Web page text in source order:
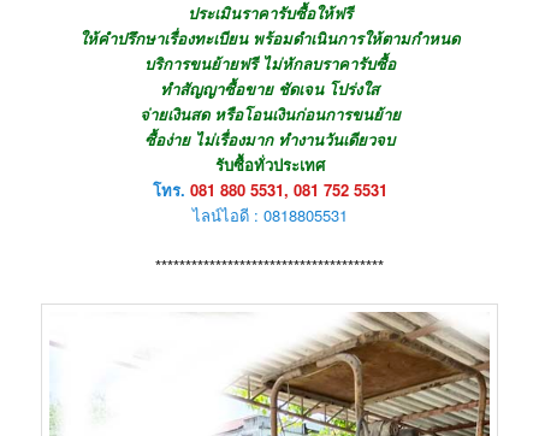
ประเมินราคารับซื้อให้ฟรี
ให้คำปรึกษาเรื่องทะเบียน พร้อมดำเนินการให้ตามกำหนด
บริการขนย้ายฟรี ไม่หักลบราคารับซื้อ
ทำสัญญาซื้อขาย ชัดเจน โปร่งใส
จ่ายเงินสด หรือโอนเงินก่อนการขนย้าย
ซื้อง่าย ไม่เรื่องมาก ทำงานวันเดียวจบ
รับซื้อทั่วประเทศ
โทร. 081 880 5531, 081 752 5531
ไลน์ไอดี : 0818805531
**************************************